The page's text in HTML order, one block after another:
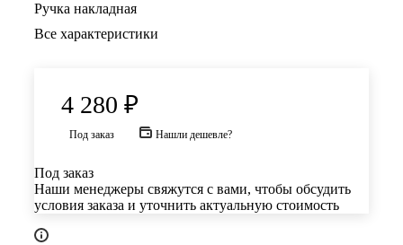
Ручка накладная
Все характеристики
4 280 ₽
Под заказ Нашли дешевле?
Под заказ
Наши менеджеры свяжутся с вами, чтобы обсудить
условия заказа и уточнить актуальную стоимость